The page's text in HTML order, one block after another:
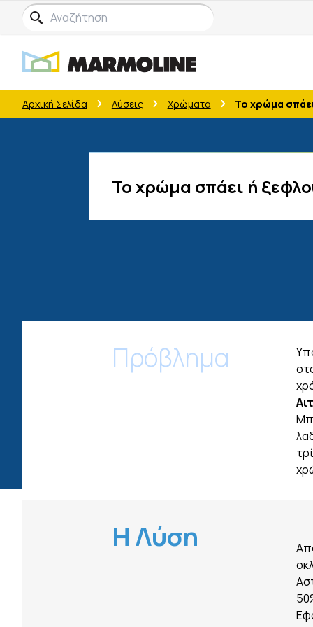
Αρχική Σελίδα Λύσεις Χρώματα Το χρώμα
Το χρώμα σπάει ή
Πρόβλημα
Η Λύση